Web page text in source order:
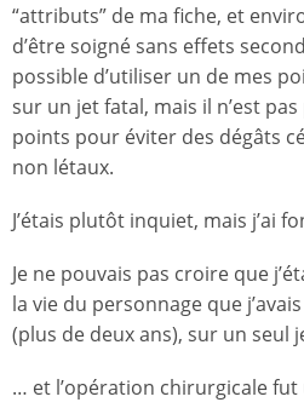
“attributs” de ma fiche, et
d’être soigné sans effets
possible d’utiliser un de mes
sur un jet fatal, mais il n’est
points pour éviter des dégâts
non létaux.
J’étais plutôt inquiet, mais j’ai
Je ne pouvais pas croire que
la vie du personnage que
(plus de deux ans), sur un seul
… et l’opération chirurgicale fut